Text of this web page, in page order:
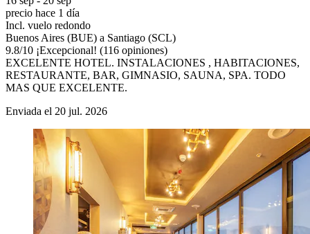
precio hace 1 día
Incl. vuelo redondo
Buenos Aires (BUE) a Santiago (SCL)
9.8/10 ¡Excepcional! (116 opiniones)
EXCELENTE HOTEL. INSTALACIONES , HABITACIONES,
RESTAURANTE, BAR, GIMNASIO, SAUNA, SPA. TODO
MAS QUE EXCELENTE.
Enviada el 20 jul. 2026